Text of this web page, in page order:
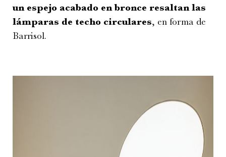
un espejo acabado en bronce resaltan las
lámparas de techo circulares, en forma de
Barrisol.